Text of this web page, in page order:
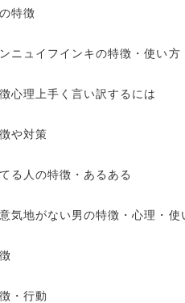
特徴
ニュイフインキの特徴・使い方
心理上手く言い訳するには
や対策
る人の特徴・あるある
気地がない男の特徴・心理・
・行動